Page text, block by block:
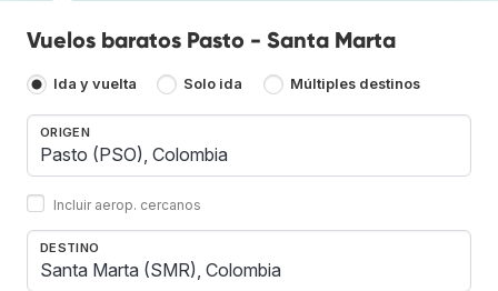
Vuelos baratos Pasto - Santa Marta
Ida y vuelta Solo ida Múltiples destinos
ORIGEN
Incluir aerop. cercanos
DESTINO